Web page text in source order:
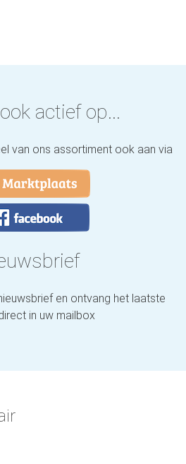
actief op...
van ons assortiment ook aan via
en ontvang het laatste
in uw mailbox